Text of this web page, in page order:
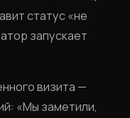
статус «не
запускает
визита —
«Мы заметили,